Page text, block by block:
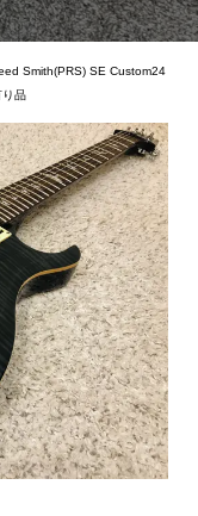
Smith(PRS) SE Custom24
り品